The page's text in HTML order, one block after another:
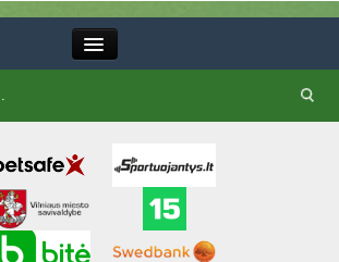
SFL taurė
7x7 CUP